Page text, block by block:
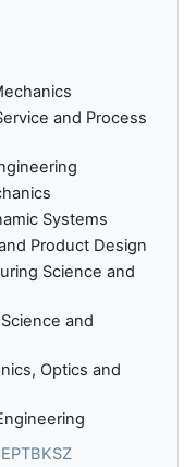
and Process
Systems
Product Design
Science and
and
Optics and